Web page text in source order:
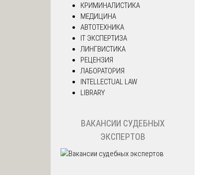
КРИМИНАЛИСТИКА
МЕДИЦИНА
АВТОТЕХНИКА
IT ЭКСПЕРТИЗА
ЛИНГВИСТИКА
РЕЦЕНЗИЯ
ЛАБОРАТОРИЯ
INTELLECTUAL LAW
LIBRARY
ВАКАНСИИ СУДЕБНЫХ
ЭКСПЕРТОВ